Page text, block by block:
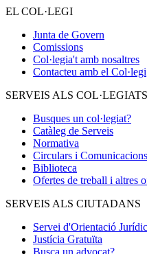
EL COL·LEGI
Junta de Govern
Comissions
Col·legia't amb nosaltres
Contacteu amb el Col·legi
SERVEIS ALS COL·LEGIATS
Busques un col·legiat?
Catàleg de Serveis
Normativa
Circulars i Comunicacions
Biblioteca
Ofertes de treball i altres
SERVEIS ALS CIUTADANS
Servei d'Orientació
Justícia Gratuïta
Busca un advocat?